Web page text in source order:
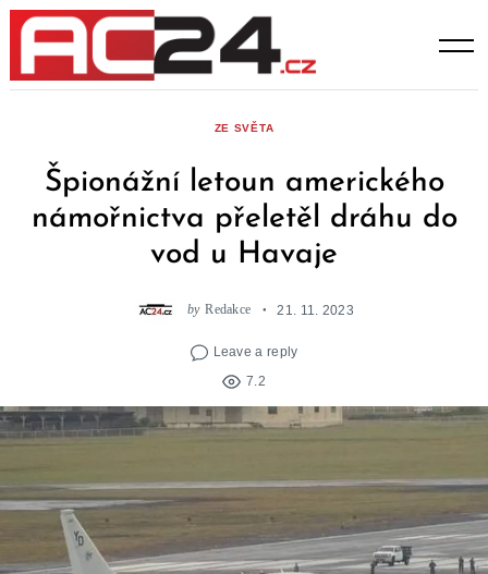
Skip
content
ZE SVĚTA
Špionážní letoun amerického
námořnictva přeletěl dráhu do
vod u Havaje
by Redakce 21. 11. 2023
Leave a reply
7.2